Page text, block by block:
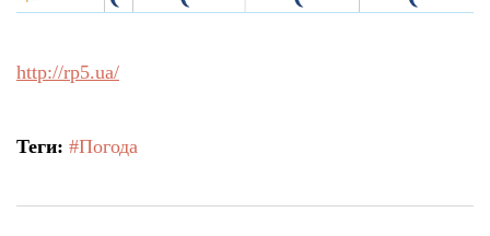
http://rp5.ua/
Теги: #Погода